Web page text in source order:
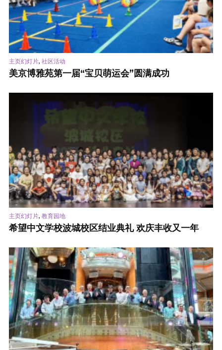
主页幻灯片, 社区活动
美京博雅苑第一届“宝贝萌运会”圆满成功
主页幻灯片, 教育园地
希望中文学校波城校区结业典礼 欢庆丰收又一年